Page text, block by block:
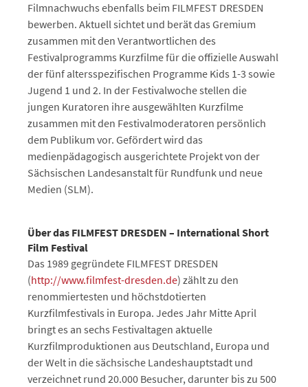
Filmnachwuchs ebenfalls beim FILMFEST DRESDEN
bewerben. Aktuell sichtet und berät das Gremium
zusammen mit den Verantwortlichen des
Festivalprogramms Kurzfilme für die offizielle Auswahl
der fünf altersspezifischen Programme Kids 1-3 sowie
Jugend 1 und 2. In der Festivalwoche stellen die
jungen Kuratoren ihre ausgewählten Kurzfilme
zusammen mit den Festivalmoderatoren persönlich
dem Publikum vor. Gefördert wird das
medienpädagogisch ausgerichtete Projekt von der
Sächsischen Landesanstalt für Rundfunk und neue
Medien (SLM).
Über das FILMFEST DRESDEN – International Short
Film Festival
Das 1989 gegründete FILMFEST DRESDEN
(http://www.filmfest-dresden.de) zählt zu den
renommiertesten und höchstdotierten
Kurzfilmfestivals in Europa. Jedes Jahr Mitte April
bringt es an sechs Festivaltagen aktuelle
Kurzfilmproduktionen aus Deutschland, Europa und
der Welt in die sächsische Landeshauptstadt und
verzeichnet rund 20.000 Besucher, darunter bis zu 500